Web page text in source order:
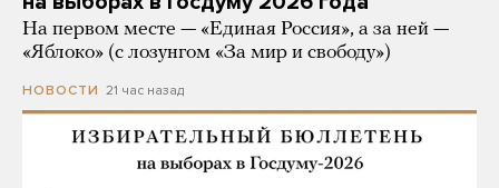
На первом месте — «Единая Россия», а за ней —
«Яблоко» (с лозунгом «За мир и свободу»)
НОВОСТИ 21 час назад